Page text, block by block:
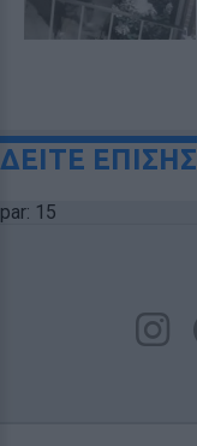
ΔΕΙΤΕ ΕΠΙΣΗΣ
par: 15